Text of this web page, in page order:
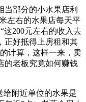
当部分的小水果店利
左右的水果店每天平
这200元左右的收入去
正好抵得上房租和其
计算，这样一来，卖
的老板究竟如何赚钱
给附近单位的水果是